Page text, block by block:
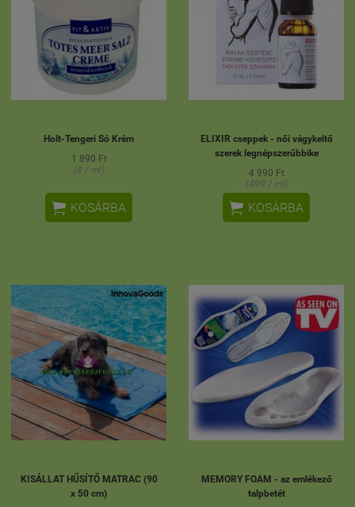
Holt-Tengeri Só Krém
1 890 Ft
(8 / ml)
 KOSÁRBA
ELIXIR cseppek - női vágykeltő
szerek legnépszerűbbike
4 990 Ft
(499 / ml)
 KOSÁRBA
KISÁLLAT HŰSÍTŐ MATRAC (90
x 50 cm)
MEMORY FOAM - az emlékező
talpbetét